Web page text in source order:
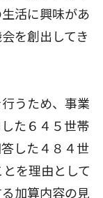
活に興味があ
を創出してき
うため、事業
た６４５世帯
した４８４世
を理由として
加算内容の見